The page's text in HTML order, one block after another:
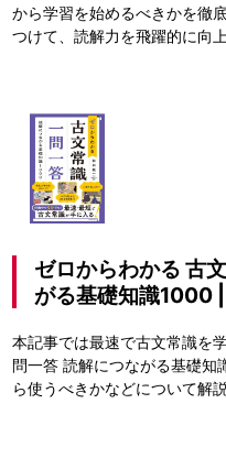
から学習を始めるべきかを徹
つけて、読解力を飛躍的に向
ゼロからわかる 古
がる基礎知識1000 |
本記事では最速で古文常識を
問一答 読解につながる基礎
ら使うべきかなどについて解